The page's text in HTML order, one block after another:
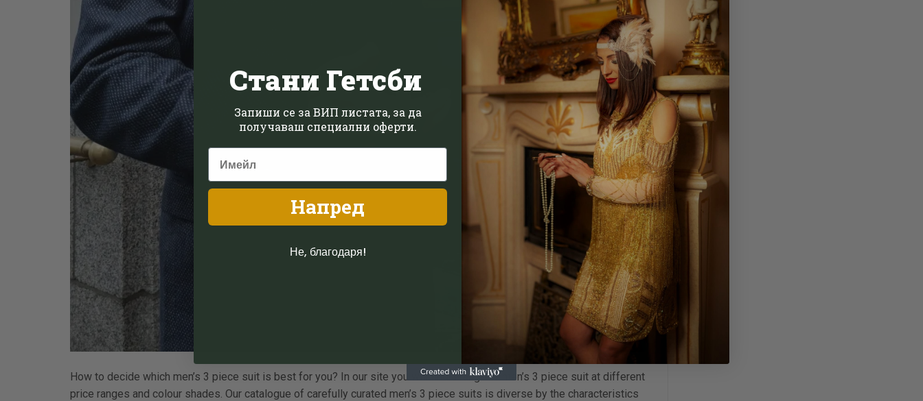
How to decide which men’s 3 piece suit is best for you? In our site you will find a range of men’s 3 piece suit at different
price ranges and colour shades. Our catalogue of carefully curated men’s 3 piece suits is diverse by the characteristics
Стани Гетсби
Запиши се за ВИП листата, за да
получаваш специални оферти.
Напред
Не, благодаря!